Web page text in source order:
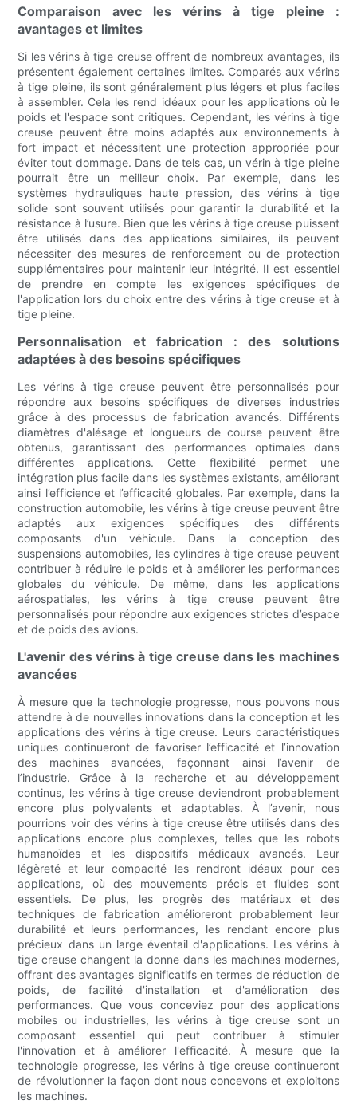
Comparaison avec les vérins à tige pleine :
avantages et limites
Si les vérins à tige creuse offrent de nombreux avantages, ils
présentent également certaines limites. Comparés aux vérins
à tige pleine, ils sont généralement plus légers et plus faciles
à assembler. Cela les rend idéaux pour les applications où le
poids et l'espace sont critiques. Cependant, les vérins à tige
creuse peuvent être moins adaptés aux environnements à
fort impact et nécessitent une protection appropriée pour
éviter tout dommage. Dans de tels cas, un vérin à tige pleine
pourrait être un meilleur choix. Par exemple, dans les
systèmes hydrauliques haute pression, des vérins à tige
solide sont souvent utilisés pour garantir la durabilité et la
résistance à l’usure. Bien que les vérins à tige creuse puissent
être utilisés dans des applications similaires, ils peuvent
nécessiter des mesures de renforcement ou de protection
supplémentaires pour maintenir leur intégrité. Il est essentiel
de prendre en compte les exigences spécifiques de
l'application lors du choix entre des vérins à tige creuse et à
tige pleine.
Personnalisation et fabrication : des solutions
adaptées à des besoins spécifiques
Les vérins à tige creuse peuvent être personnalisés pour
répondre aux besoins spécifiques de diverses industries
grâce à des processus de fabrication avancés. Différents
diamètres d'alésage et longueurs de course peuvent être
obtenus, garantissant des performances optimales dans
différentes applications. Cette flexibilité permet une
intégration plus facile dans les systèmes existants, améliorant
ainsi l’efficience et l’efficacité globales. Par exemple, dans la
construction automobile, les vérins à tige creuse peuvent être
adaptés aux exigences spécifiques des différents
composants d'un véhicule. Dans la conception des
suspensions automobiles, les cylindres à tige creuse peuvent
contribuer à réduire le poids et à améliorer les performances
globales du véhicule. De même, dans les applications
aérospatiales, les vérins à tige creuse peuvent être
personnalisés pour répondre aux exigences strictes d’espace
et de poids des avions.
L'avenir des vérins à tige creuse dans les machines
avancées
À mesure que la technologie progresse, nous pouvons nous
attendre à de nouvelles innovations dans la conception et les
applications des vérins à tige creuse. Leurs caractéristiques
uniques continueront de favoriser l’efficacité et l’innovation
des machines avancées, façonnant ainsi l’avenir de
l’industrie. Grâce à la recherche et au développement
continus, les vérins à tige creuse deviendront probablement
encore plus polyvalents et adaptables. À l’avenir, nous
pourrions voir des vérins à tige creuse être utilisés dans des
applications encore plus complexes, telles que les robots
humanoïdes et les dispositifs médicaux avancés. Leur
légèreté et leur compacité les rendront idéaux pour ces
applications, où des mouvements précis et fluides sont
essentiels. De plus, les progrès des matériaux et des
techniques de fabrication amélioreront probablement leur
durabilité et leurs performances, les rendant encore plus
précieux dans un large éventail d'applications. Les vérins à
tige creuse changent la donne dans les machines modernes,
offrant des avantages significatifs en termes de réduction de
poids, de facilité d'installation et d'amélioration des
performances. Que vous conceviez pour des applications
mobiles ou industrielles, les vérins à tige creuse sont un
composant essentiel qui peut contribuer à stimuler
l'innovation et à améliorer l'efficacité. À mesure que la
technologie progresse, les vérins à tige creuse continueront
de révolutionner la façon dont nous concevons et exploitons
les machines.